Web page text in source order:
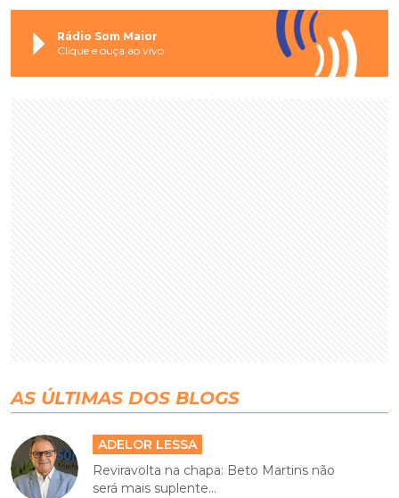
Rádio Som Maior
Clique e ouça ao vivo
AS ÚLTIMAS DOS BLOGS
ADELOR LESSA
Reviravolta na chapa: Beto Martins não
será mais suplente...